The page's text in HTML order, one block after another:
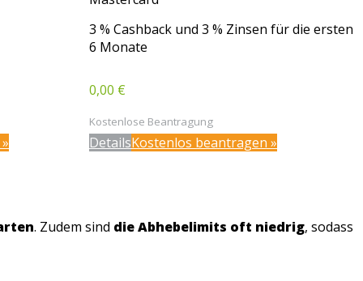
3 % Cashback und 3 % Zinsen für die ersten
6 Monate
0,00 €
Kostenlose Beantragung
DetailsKostenlos beantragen »
. Zudem sind die Abhebelimits oft niedrig, sodass